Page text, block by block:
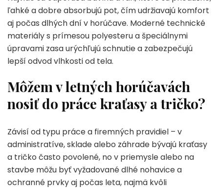
ľahké a dobre absorbujú pot, čím udržiavajú komfort
aj počas dlhých dní v horúčave. Moderné technické
materiály s prímesou polyesteru a špeciálnymi
úpravami zasa urýchľujú schnutie a zabezpečujú
lepší odvod vlhkosti od tela.
Môžem v letných horúčavách
nosiť do práce kraťasy a tričko?
Závisí od typu práce a firemných pravidiel – v
administratíve, sklade alebo záhrade bývajú kraťasy
a tričko často povolené, no v priemysle alebo na
stavbe môžu byť vyžadované dlhé nohavice a
ochranné prvky aj počas leta, najmä kvôli